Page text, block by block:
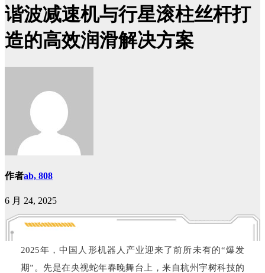
谐波减速机与行星滚柱丝杆打
造的高效润滑解决方案
作者ab, 808
6 月 24, 2025
2025年，中国人形机器人产业迎来了前所未有的“爆发
期”。先是在央视蛇年春晚舞台上，来自杭州宇树科技的